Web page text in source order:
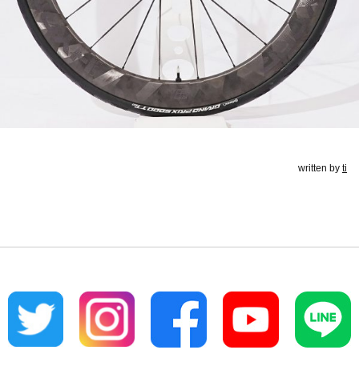
written by ti